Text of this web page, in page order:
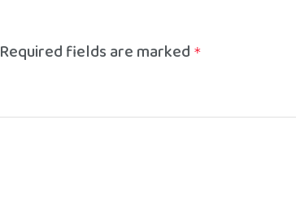
Required fields are marked *